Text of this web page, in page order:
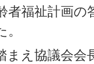
者福祉計画の
まえ協議会会